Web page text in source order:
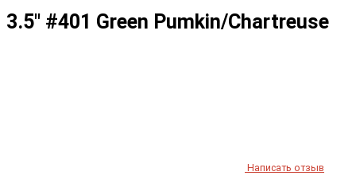
3.5" #401 Green Pumkin/Chartreuse
Написать отзыв